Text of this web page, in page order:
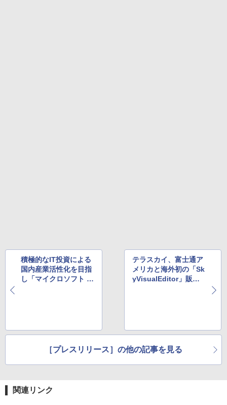
積極的なIT投資による
国内産業活性化を目指
し「マイクロソフト フ
テラスカイ、富士通ア
メリカと海外初の「Sk
yVisualEditor」販売
［プレスリリース］の他の記事を見る
関連リンク